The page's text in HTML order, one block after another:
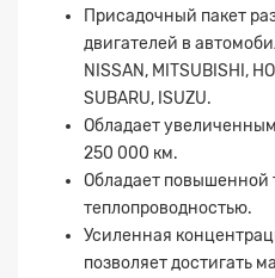
Присадочный пакет
двигателей в
NISSAN, MITSUBISHI,
SUBARU, ISUZU.
Обладает
250 000 км.
Обладает повышенной
теплопроводностью.
Усиленная
позволяет достигать